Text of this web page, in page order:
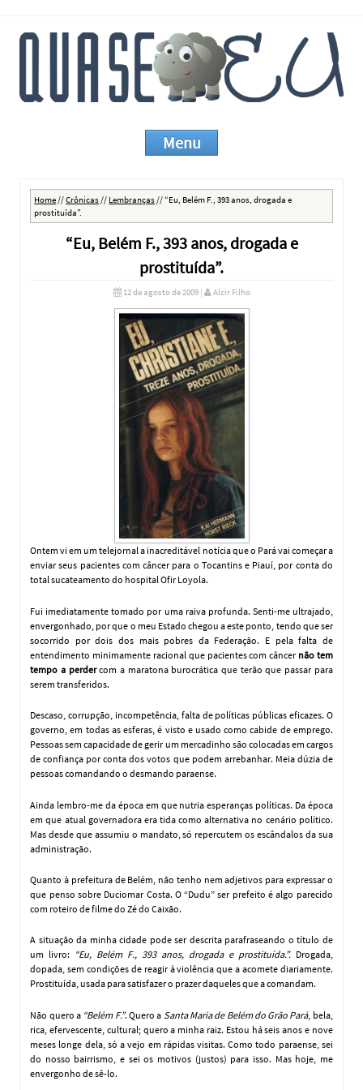
Quase Eu
Menu
Home//Crônicas// Lembranças//“Eu, Belém F., 393 anos, drogada e
prostituída”.
“Eu, Belém F., 393 anos, drogada e
prostituída”.
12 de agosto de 2009| Alcir Filho
Ontem vi em um telejornal a inacreditável notícia que o Pará vai começar a
enviar seus pacientes com câncer para o Tocantins e Piauí, por conta do
total sucateamento do hospital Ofir Loyola.
Fui imediatamente tomado por uma raiva profunda. Senti-me ultrajado,
envergonhado, por que o meu Estado chegou a este ponto, tendo que ser
socorrido por dois dos mais pobres da Federação. E pela falta de
entendimento minimamente racional que pacientes com câncer não tem
tempo a perdercom a maratona burocrática que terão que passar para
serem transferidos.
Descaso, corrupção, incompetência, falta de políticas públicas eficazes. O
governo, em todas as esferas, é visto e usado como cabide de emprego.
Pessoas sem capacidade de gerir um mercadinho são colocadas em cargos
de confiança por conta dos votos que podem arrebanhar. Meia dúzia de
pessoas comandando o desmando paraense.
Ainda lembro-me da época em que nutria esperanças políticas. Da época
em que atual governadora era tida como alternativa no cenário político.
Mas desde que assumiu o mandato, só repercutem os escândalos da sua
administração.
Quanto à prefeitura de Belém, não tenho nem adjetivos para expressar o
que penso sobre Duciomar Costa. O “Dudu” ser prefeito é algo parecido
com roteiro de filme do Zé do Caixão.
A situação da minha cidade pode ser descrita parafraseando o título de
um livro: “Eu, Belém F., 393 anos, drogada e prostituída.”.Drogada,
dopada, sem condições de reagir à violência que a acomete diariamente.
Prostituída, usada para satisfazer o prazer daqueles que a comandam.
Não quero a “Belém F.”. Quero a Santa Maria de Belém do Grão Pará, bela,
rica, efervescente, cultural; quero a minha raiz. Estou há seis anos e nove
meses longe dela, só a vejo em rápidas visitas. Como todo paraense, sei
do nosso bairrismo, e sei os motivos (justos) para isso. Mas hoje, me
envergonho de sê-lo.